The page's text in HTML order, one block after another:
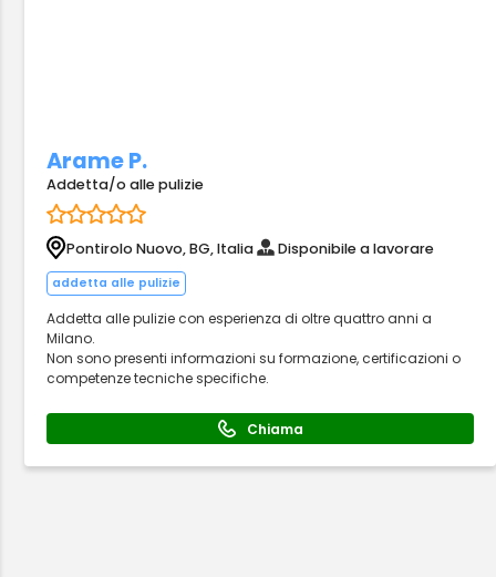
Arame P.
Addetta/o alle pulizie
Pontirolo Nuovo, BG, Italia Disponibile a lavorare
addetta alle pulizie
Addetta alle pulizie con esperienza di oltre quattro anni a
Milano.
Non sono presenti informazioni su formazione, certificazioni o
competenze tecniche specifiche.
Chiama